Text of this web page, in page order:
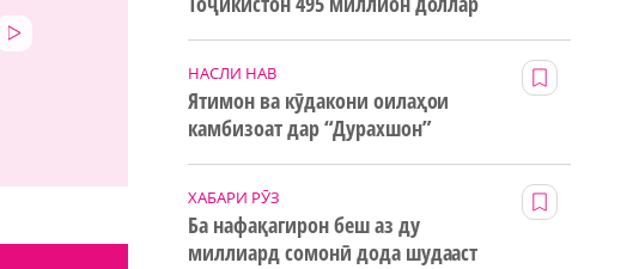
НАСЛИ НАВ
Ятимон ва кӯдакони оилаҳои
камбизоат дар “Дурахшон”
ХАБАРИ РӮЗ
Ба нафақагирон беш аз ду
миллиард сомонӣ дода шудааст